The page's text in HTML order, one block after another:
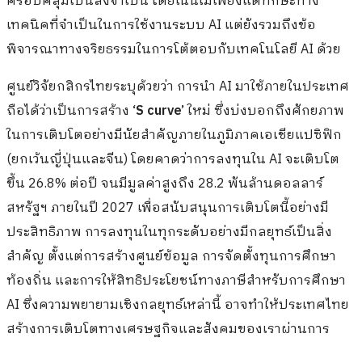
เทคนิคที่จำเป็นในการใช้งานระบบ AI แต่ยังรวมถึงข้อ
พิจารณาทางจริยธรรมในการโต้ตอบกับเทคโนโลยี AI ด้วย
ศูนย์วิจัยกสิกรไทยระบุด้วยว่า การนำ AI มาใช้ภายในประเทศ
ถือได้ว่าเป็นการสร้าง ‘S curve’ใหม่ ซึ่งบ่งบอกถึงศักยภาพ
ในการเติบโตอย่างมีนัยสำคัญภายในภูมิภาคเอเชียแปซิฟิก
(ยกเว้นญี่ปุ่นและจีน) โดยคาดว่าการลงทุนใน AI จะเติบโต
ขึ้น 26.8% ต่อปี จนมีมูลค่าสูงถึง 28.2 พันล้านดอลลาร์
สหรัฐฯ ภายในปี 2027 เพื่อสนับสนุนการเติบโตนี้อย่างมี
ประสิทธิภาพ การลงทุนในทุกระดับอย่างมีกลยุทธ์เป็นสิ่ง
สำคัญ ตั้งแต่การสร้างศูนย์ข้อมูล การจัดตั้งทุนการศึกษา
ท้องถิ่น และการให้สิทธิประโยชน์ทางภาษีสำหรับการศึกษา
AI ซึ่งความพยายามเชิงกลยุทธ์เหล่านี้ อาจทำให้ประเทศไทย
สร้างการเติบโตทางเศรษฐกิจและสังคมของเราผ่านการ